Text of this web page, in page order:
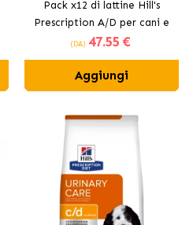
Pack x12 di lattine Hill's
Prescription A/D per cani e
gatti
(DA) 47.55 €
Aggiungi